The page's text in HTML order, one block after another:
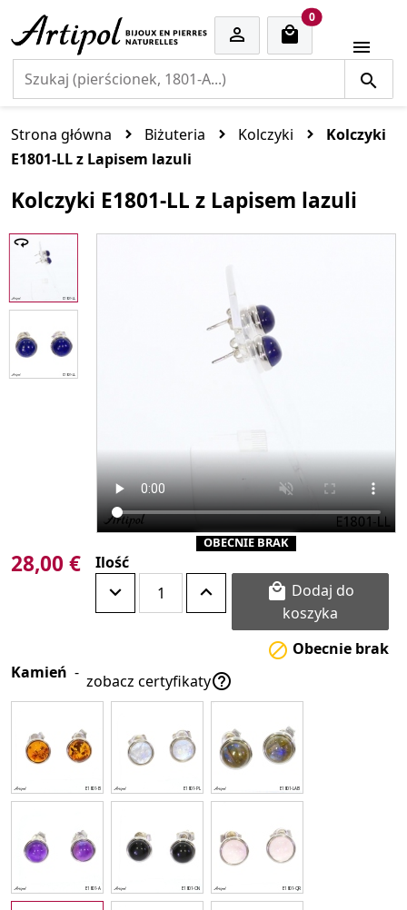

0cart items

Strona główna Biżuteria Kolczyki
Kolczyki
E1801-LL z Lapisem lazuli
Kolczyki E1801-LL z Lapisem lazuli
OBECNIE BRAK
28,00 € Ilość

koszyka
 Obecnie brak
Kamień - zobacz certyfikaty